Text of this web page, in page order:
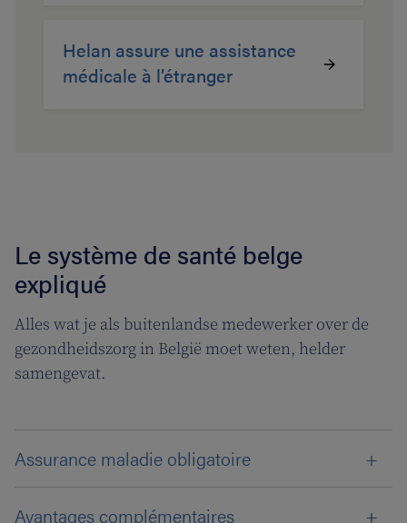
Helan assure une assistance
médicale à l’étranger
Le système de santé belge
expliqué
Alles wat je als buitenlandse medewerker over de
gezondheidszorg in België moet weten, helder
samengevat.
Assurance maladie obligatoire
Avantages complémentaires